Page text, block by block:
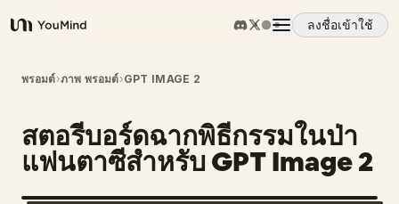
YouMind
ลงชื่อเข้าใช้
ภาพรวม
กรณีการใช้งาน
ทักษะ
พรอมต์›ภาพ พรอมต์›GPT IMAGE 2
สตอรีบอร์ดฉากพิธีกรรมในป่า
แฟนตาซีสำหรับ GPT Image 2